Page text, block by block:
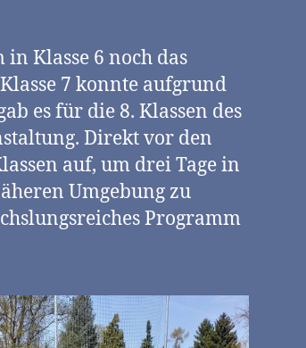
Klasse 6 noch das
7 konnte aufgrund
es für die 8. Klassen des
Direkt vor den
auf, um drei Tage in
Umgebung zu
Programm